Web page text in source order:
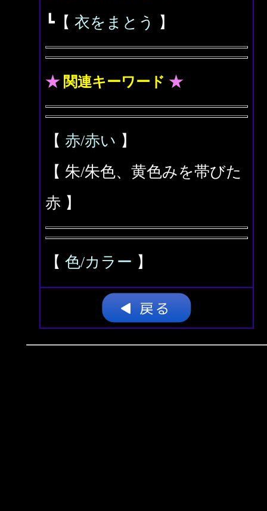
┗【 衣をまとう 】
★ 関連キーワード ★
【 赤/赤い 】
【 朱/朱色、黄色みを帯びた
赤 】
【 色/カラー 】